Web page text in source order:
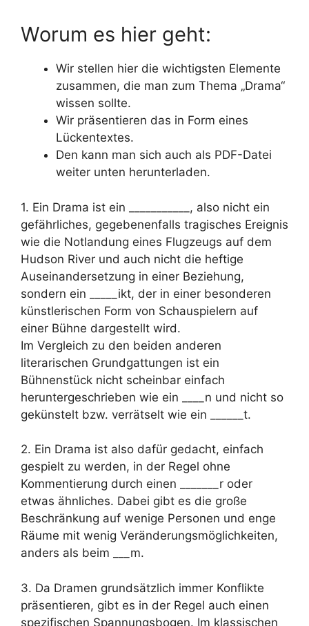
Worum es hier geht:
Wir stellen hier die wichtigsten Elemente
zusammen, die man zum Thema „Drama“
wissen sollte.
Wir präsentieren das in Form eines
Lückentextes.
Den kann man sich auch als PDF-Datei
weiter unten herunterladen.
1. Ein Drama ist ein ___________, also nicht ein
gefährliches, gegebenenfalls tragisches Ereignis
wie die Notlandung eines Flugzeugs auf dem
Hudson River und auch nicht die heftige
Auseinandersetzung in einer Beziehung,
sondern ein _____ikt, der in einer besonderen
künstlerischen Form von Schauspielern auf
einer Bühne dargestellt wird.
Im Vergleich zu den beiden anderen
literarischen Grundgattungen ist ein
Bühnenstück nicht scheinbar einfach
heruntergeschrieben wie ein ____n und nicht so
gekünstelt bzw. verrätselt wie ein ______t.
2. Ein Drama ist also dafür gedacht, einfach
gespielt zu werden, in der Regel ohne
Kommentierung durch einen _______r oder
etwas ähnliches. Dabei gibt es die große
Beschränkung auf wenige Personen und enge
Räume mit wenig Veränderungsmöglichkeiten,
anders als beim ___m.
3. Da Dramen grundsätzlich immer Konflikte
präsentieren, gibt es in der Regel auch einen
spezifischen Spannungsbogen. Im klassischen